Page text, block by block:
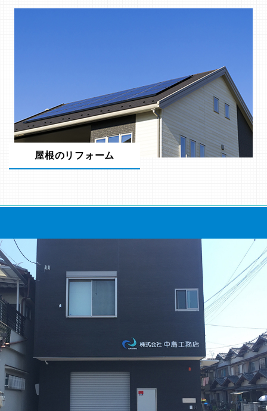
屋根のリフォーム